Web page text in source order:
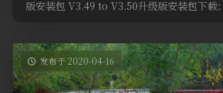
版安装包 V3.49 to V3.50升级版安装包下
发布于 2020-04-16